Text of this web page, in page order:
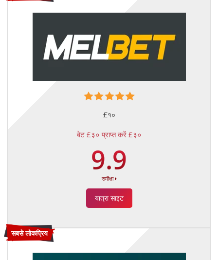
£१०
बेट £३० प्राप्त करें £३०
9.9
समीक्षा
यात्रा साइट
सबसे लोकप्रिय